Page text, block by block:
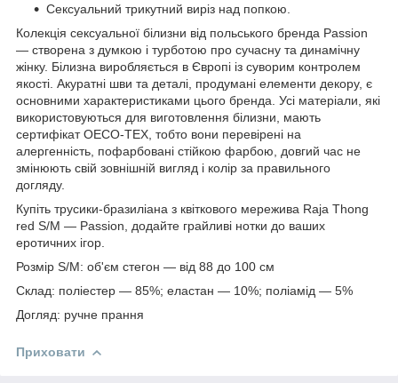
Сексуальний трикутний виріз над попкою.
Колекція сексуальної білизни від польського бренда Passion
— створена з думкою і турботою про сучасну та динамічну
жінку. Білизна виробляється в Європі із суворим контролем
якості. Акуратні шви та деталі, продумані елементи декору, є
основними характеристиками цього бренда. Усі матеріали, які
використовуються для виготовлення білизни, мають
сертифікат OECO-TEX, тобто вони перевірені на
алергенність, пофарбовані стійкою фарбою, довгий час не
змінюють свій зовнішній вигляд і колір за правильного
догляду.
Купіть трусики-бразиліана з квіткового мережива Raja Thong
red S/M — Passion, додайте грайливі нотки до ваших
еротичних ігор.
Розмір S/M: об'єм стегон — від 88 до 100 см
Склад: поліестер — 85%; еластан — 10%; поліамід — 5%
Догляд: ручне прання
Приховати